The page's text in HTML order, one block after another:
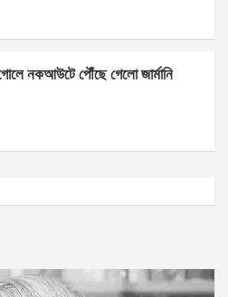
নকআউটে পৌঁছে গেলো জার্মানি